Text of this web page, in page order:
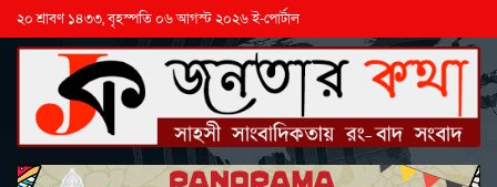
২০ শ্রাবণ ১৪৩৩, বৃহস্পতি ০৬ আগস্ট ২০২৬ ই-পোর্টাল